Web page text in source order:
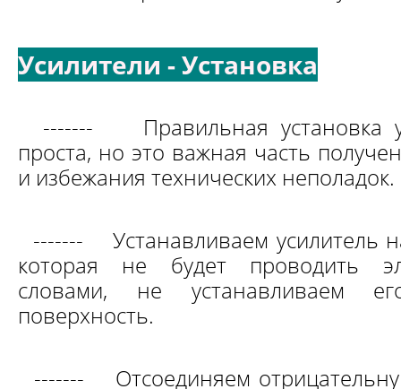
Усилители - Установка
------- Правильная установка
проста, но это важная часть
и избежания технических неполадок.
-------Устанавливаем усилитель
которая не будет проводить
словами, не устанавливаем
поверхность.
------- Отсоединяем